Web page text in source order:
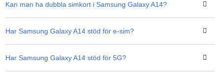
Kan man ha dubbla simkort i Samsung Galaxy A14?
Har Samsung Galaxy A14 stöd för e-sim?
Har Samsung Galaxy A14 stöd för 5G?